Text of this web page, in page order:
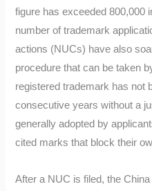
figure has exceeded 800,000
number of trademark
actions (NUCs) have also
procedure that can be taken
registered trademark has not
consecutive years without a
generally adopted by
cited marks that block their
After a NUC is filed, the